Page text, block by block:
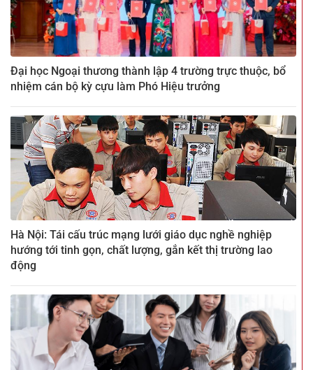
Đại học Ngoại thương thành lập 4 trường trực thuộc, bổ
nhiệm cán bộ kỳ cựu làm Phó Hiệu trưởng
Hà Nội: Tái cấu trúc mạng lưới giáo dục nghề nghiệp
hướng tới tinh gọn, chất lượng, gắn kết thị trường lao
động